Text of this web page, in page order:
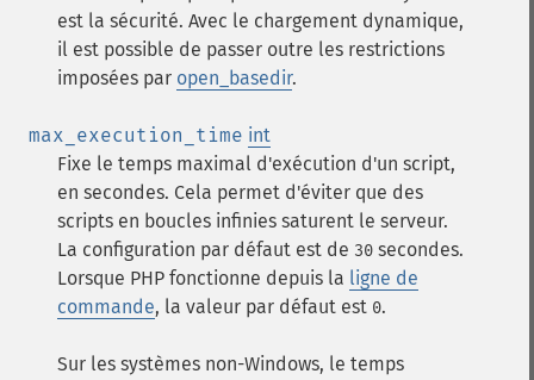
est la sécurité. Avec le chargement dynamique,
il est possible de passer outre les restrictions
imposées par open_basedir.
max_execution_time int
Fixe le temps maximal d'exécution d'un script,
en secondes. Cela permet d'éviter que des
scripts en boucles infinies saturent le serveur.
La configuration par défaut est de 30 secondes.
Lorsque PHP fonctionne depuis la ligne de
commande, la valeur par défaut est 0.
Sur les systèmes non-Windows, le temps